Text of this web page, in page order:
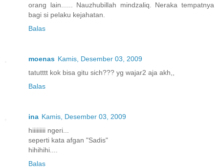
orang lain...... Nauzhubillah mindzaliq. Neraka tempatnya
bagi si pelaku kejahatan.
Balas
moenas Kamis, Desember 03, 2009
tatutttt kok bisa gitu sich??? yg wajar2 aja akh,,
Balas
ina Kamis, Desember 03, 2009
hiiiiiiiii ngeri...
seperti kata afgan "Sadis"
hihihihi....
Balas